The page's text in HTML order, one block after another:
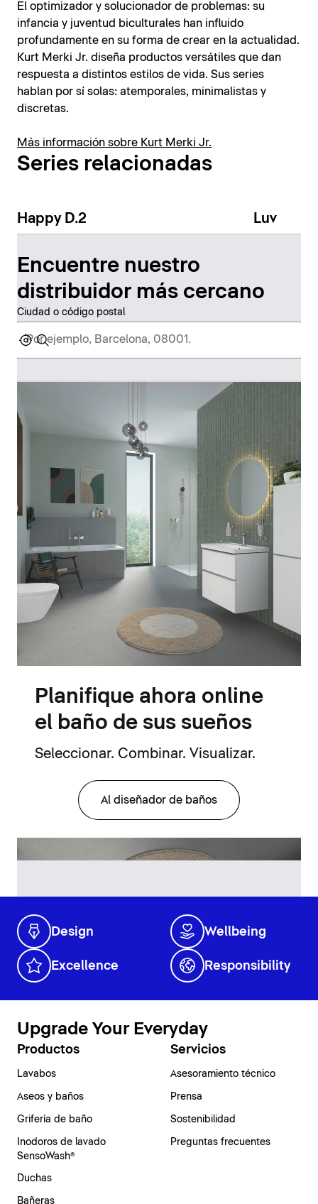
El optimizador y solucionador de problemas: su
infancia y juventud biculturales han influido
profundamente en su forma de crear en la actualidad.
Kurt Merki Jr. diseña productos versátiles que dan
respuesta a distintos estilos de vida. Sus series
hablan por sí solas: atemporales, minimalistas y
discretas.
Más información sobre Kurt Merki Jr.
Series relacionadas
Happy D.2 Luv
Encuentre nuestro
distribuidor más cercano
Ciudad o código postal
Planifique ahora online
el baño de sus sueños
Seleccionar. Combinar. Visualizar.
Al diseñador de baños
Design Wellbeing
Excellence Responsibility
Upgrade Your Everyday
Productos
Lavabos
Aseos y baños
Grifería de baño
Inodoros de lavado
SensoWash®
Duchas
Bañeras
Servicios
Asesoramiento técnico
Prensa
Sostenibilidad
Preguntas frecuentes